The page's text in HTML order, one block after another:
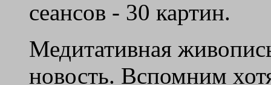
сеансов - 30 картин.
Медитативная
новость. Вспомним